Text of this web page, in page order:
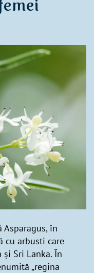
Asparagus, în
cu arbusti care
Sri Lanka. În
„regina